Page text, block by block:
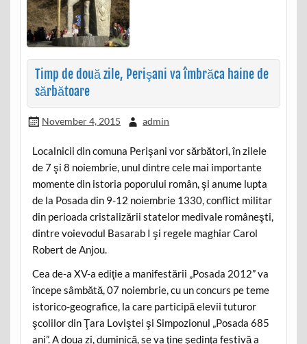
Timp de două zile, Perişani va îmbrăca haine de
sărbătoare
November 4, 2015 admin
Localnicii din comuna Perişani vor sărbători, în zilele
de 7 şi 8 noiembrie, unul dintre cele mai importante
momente din istoria poporului român, şi anume lupta
de la Posada din 9-12 noiembrie 1330, conflict militar
din perioada cristalizării statelor medivale româneşti,
dintre voievodul Basarab I şi regele maghiar Carol
Robert de Anjou.
Cea de-a XV-a ediţie a manifestării „Posada 2012” va
începe sâmbătă, 07 noiembrie, cu un concurs pe teme
istorico-geografice, la care participă elevii tuturor
şcolilor din Ţara Loviştei şi Simpozionul „Posada 685
ani”. A doua zi, duminică, se va ţine şedinţa festivă a